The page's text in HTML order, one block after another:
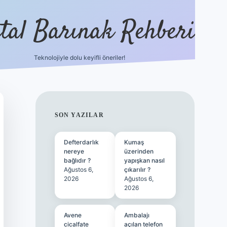
Barınak Rehberi
Teknolojiyle dolu keyifli öneriler!
SIDEBAR
SON YAZILAR
Defterdarlık
nereye
bağlıdır ?
Ağustos 6,
2026
Kumaş
üzerinden
yapışkan nasıl
çıkarılır ?
Ağustos 6,
2026
Avene
cicalfate
Ambalajı
açılan telefon
hiltonbet güncel giriş